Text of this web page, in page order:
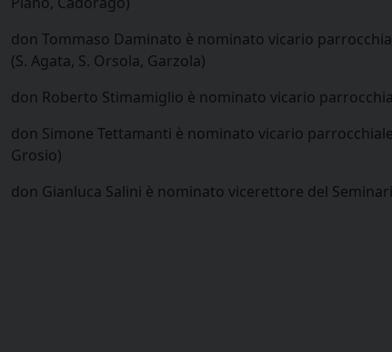
don Tommaso Daminato è nominato vicario
(S. Agata, S. Orsola, Garzola)
don Roberto Stimamiglio è nominato vicario
don Simone Tettamanti è nominato vicario
Grosio)
don Gianluca Salini è nominato vicerettore del